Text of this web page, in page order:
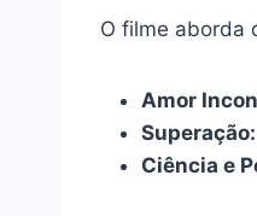
O filme aborda
Amor
Superação:
Ciência e